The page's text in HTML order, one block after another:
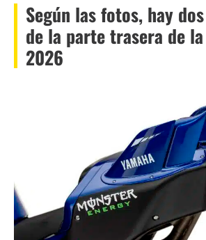
Según las fotos, hay
de la parte trasera de la
2026